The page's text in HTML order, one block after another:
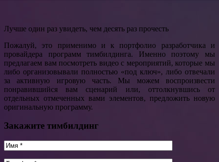
Лучше один раз увидеть, чем десять раз прочесть
Пожалуй, это применимо и к портфолио разработчика и
провайдера программ тимбилдинга. Именно поэтому мы
предлагаем вам посмотреть видео с мероприятий, которые мы
либо организовывали полностью «под ключ», либо отвечали
за активную игровую часть. Мы можем воспроизвести
понравившийся вам сценарий или, оттолкнувшись от
отдельных отмеченных вами элементов, предложить новую
оригинальную программу.
Закажите тимбилдинг